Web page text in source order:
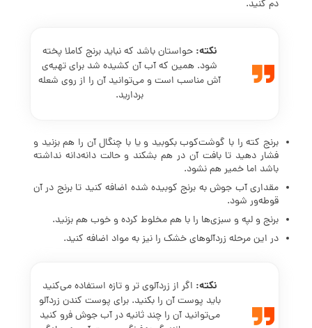
دم کنید.
نکته: حواستان باشد که نباید برنج کاملا پخته
شود. همین که آب آن کشیده شد برای تهیه‌ی
آش مناسب است و می‌توانید آن را از روی شعله
بردارید.
برنج کته را با گوشت‌کوب بکوبید و یا با چنگال آن را هم بزنید و
فشار دهید تا بافت آن در هم بشکند و حالت دانه‌دانه نداشته
باشد اما خمیر هم نشود.
مقداری آب جوش به برنج کوبیده شده اضافه کنید تا برنج در آن
قوطه‌ور شود.
برنج و لپه و سبزی‌ها را با هم مخلوط کرده و خوب هم بزنید.
در این مرحله زردآلوهای خشک را نیز به مواد اضافه کنید.
نکته: اگر از زردآلوی تر و تازه استفاده می‌کنید
باید پوست آن را بکنید. برای پوست کندن زردآلو
می‌توانید آن را چند ثانیه در آب جوش فرو کنید